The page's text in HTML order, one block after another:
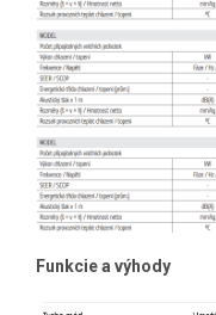
Funkcie a výhody